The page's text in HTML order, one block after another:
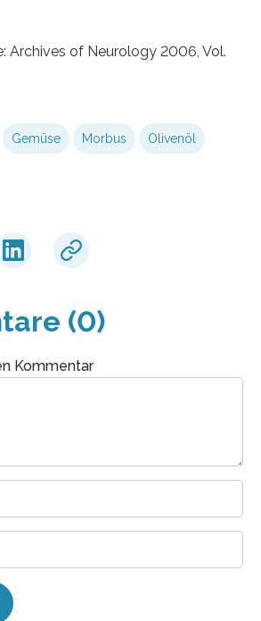
Archives of Neurology 2006, Vol.
Gemüse Morbus Olivenöl
(0)
Kommentar